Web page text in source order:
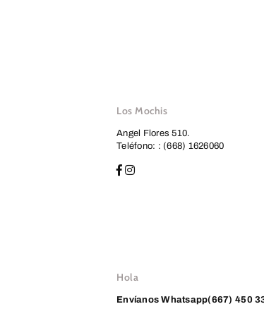
Los Mochis
Angel Flores 510.
Teléfono: : (668) 1626060
Hola
EnvíanosWhatsapp(667) 450